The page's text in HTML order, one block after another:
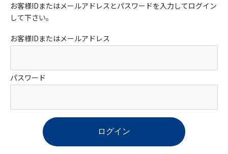
お客様IDまたはメールアドレスとパスワードを入力してログイン
して下さい。
お客様IDまたはメールアドレス
パスワード